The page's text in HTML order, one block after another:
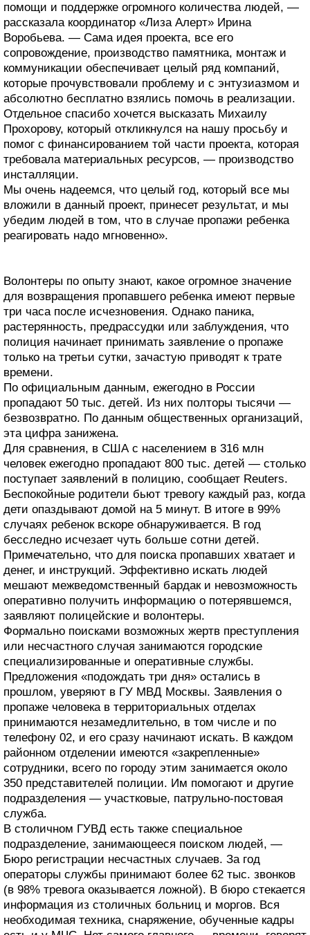
помощи и поддержке огромного количества людей, —
рассказала координатор «Лиза Алерт» Ирина
Воробьева. — Сама идея проекта, все его
сопровождение, производство памятника, монтаж и
коммуникации обеспечивает целый ряд компаний,
которые прочувствовали проблему и с энтузиазмом и
абсолютно бесплатно взялись помочь в реализации.
Отдельное спасибо хочется высказать Михаилу
Прохорову, который откликнулся на нашу просьбу и
помог с финансированием той части проекта, которая
требовала материальных ресурсов, — производство
инсталляции.
Мы очень надеемся, что целый год, который все мы
вложили в данный проект, принесет результат, и мы
убедим людей в том, что в случае пропажи ребенка
реагировать надо мгновенно».
Волонтеры по опыту знают, какое огромное значение
для возвращения пропавшего ребенка имеют первые
три часа после исчезновения. Однако паника,
растерянность, предрассудки или заблуждения, что
полиция начинает принимать заявление о пропаже
только на третьи сутки, зачастую приводят к трате
времени.
По официальным данным, ежегодно в России
пропадают 50 тыс. детей. Из них полторы тысячи —
безвозвратно. По данным общественных организаций,
эта цифра занижена.
Для сравнения, в США с населением в 316 млн
человек ежегодно пропадают 800 тыс. детей — столько
поступает заявлений в полицию, сообщает Reuters.
Беспокойные родители бьют тревогу каждый раз, когда
дети опаздывают домой на 5 минут. В итоге в 99%
случаях ребенок вскоре обнаруживается. В год
бесследно исчезает чуть больше сотни детей.
Примечательно, что для поиска пропавших хватает и
денег, и инструкций. Эффективно искать людей
мешают межведомственный бардак и невозможность
оперативно получить информацию о потерявшемся,
заявляют полицейские и волонтеры.
Формально поисками возможных жертв преступления
или несчастного случая занимаются городские
специализированные и оперативные службы.
Предложения «подождать три дня» остались в
прошлом, уверяют в ГУ МВД Москвы. Заявления о
пропаже человека в территориальных отделах
принимаются незамедлительно, в том числе и по
телефону 02, и его сразу начинают искать. В каждом
районном отделении имеются «закрепленные»
сотрудники, всего по городу этим занимается около
350 представителей полиции. Им помогают и другие
подразделения — участковые, патрульно-постовая
служба.
В столичном ГУВД есть также специальное
подразделение, занимающееся поиском людей, —
Бюро регистрации несчастных случаев. За год
операторы службы принимают более 62 тыс. звонков
(в 98% тревога оказывается ложной). В бюро стекается
информация из столичных больниц и моргов. Вся
необходимая техника, снаряжение, обученные кадры